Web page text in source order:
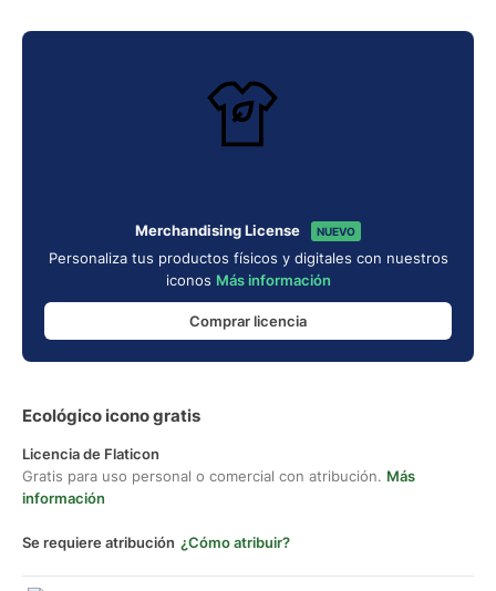
Merchandising License NUEVO
Personaliza tus productos físicos y digitales con nuestros
iconos Más información
Comprar licencia
Ecológico icono gratis
Licencia de Flaticon
Gratis para uso personal o comercial con atribución. Más
información
Se requiere atribución ¿Cómo atribuir?